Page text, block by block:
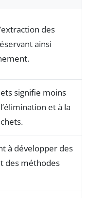
des
ainsi
signifie moins
et à la
à développer des
des méthodes